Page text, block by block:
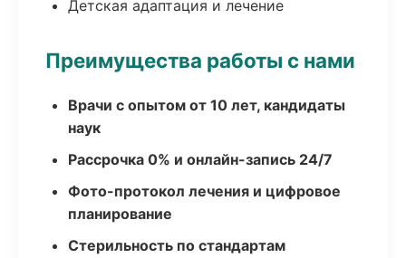
Детская адаптация и лечение
Преимущества работы с нами
Врачи с опытом от 10 лет, кандидаты
наук
Рассрочка 0% и онлайн-запись 24/7
Фото-протокол лечения и цифровое
планирование
Стерильность по стандартам